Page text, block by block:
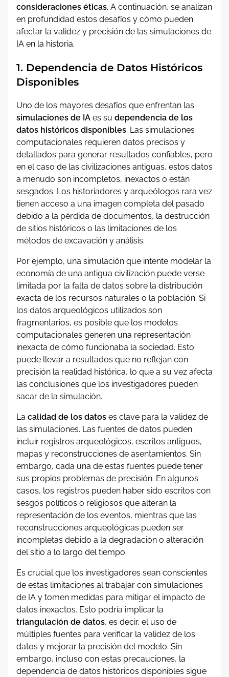
consideraciones éticas. A continuación, se analizan
en profundidad estos desafíos y cómo pueden
afectar la validez y precisión de las simulaciones de
IA en la historia.
1. Dependencia de Datos Históricos
Disponibles
Uno de los mayores desafíos que enfrentan las
simulaciones de IA es su dependencia de los
datos históricos disponibles. Las simulaciones
computacionales requieren datos precisos y
detallados para generar resultados confiables, pero
en el caso de las civilizaciones antiguas, estos datos
a menudo son incompletos, inexactos o están
sesgados. Los historiadores y arqueólogos rara vez
tienen acceso a una imagen completa del pasado
debido a la pérdida de documentos, la destrucción
de sitios históricos o las limitaciones de los
métodos de excavación y análisis.
Por ejemplo, una simulación que intente modelar la
economía de una antigua civilización puede verse
limitada por la falta de datos sobre la distribución
exacta de los recursos naturales o la población. Si
los datos arqueológicos utilizados son
fragmentarios, es posible que los modelos
computacionales generen una representación
inexacta de cómo funcionaba la sociedad. Esto
puede llevar a resultados que no reflejan con
precisión la realidad histórica, lo que a su vez afecta
las conclusiones que los investigadores pueden
sacar de la simulación.
La calidad de los datos es clave para la validez de
las simulaciones. Las fuentes de datos pueden
incluir registros arqueológicos, escritos antiguos,
mapas y reconstrucciones de asentamientos. Sin
embargo, cada una de estas fuentes puede tener
sus propios problemas de precisión. En algunos
casos, los registros pueden haber sido escritos con
sesgos políticos o religiosos que alteran la
representación de los eventos, mientras que las
reconstrucciones arqueológicas pueden ser
incompletas debido a la degradación o alteración
del sitio a lo largo del tiempo.
Es crucial que los investigadores sean conscientes
de estas limitaciones al trabajar con simulaciones
de IA y tomen medidas para mitigar el impacto de
datos inexactos. Esto podría implicar la
triangulación de datos, es decir, el uso de
múltiples fuentes para verificar la validez de los
datos y mejorar la precisión del modelo. Sin
embargo, incluso con estas precauciones, la
dependencia de datos históricos disponibles sigue